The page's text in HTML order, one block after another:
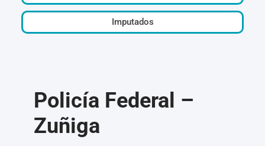
Imputados
Policía Federal –
Zuñiga